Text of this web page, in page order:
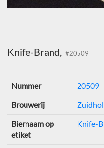
Knife-Brand, #20509
Nummer
20509
Brouwerij
Biernaam op
etiket
Knife-